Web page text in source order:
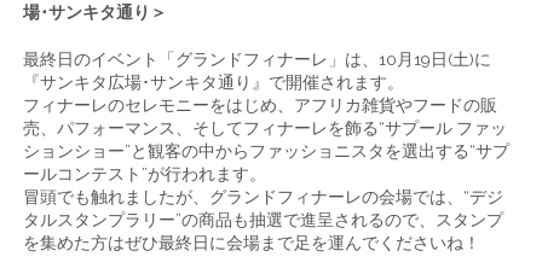
場･サンキタ通り＞
最終日のイベント「グランドフィナーレ」は、10月19日(土)に
『サンキタ広場･サンキタ通り』で開催されます。
フィナーレのセレモニーをはじめ、アフリカ雑貨やフードの販
売、パフォーマンス、そしてフィナーレを飾る“サプール ファッ
ションショー”と観客の中からファッショニスタを選出する“サプ
ールコンテスト”が行われます。
冒頭でも触れましたが、グランドフィナーレの会場では、“デジ
タルスタンプラリー”の商品も抽選で進呈されるので、スタンプ
を集めた方はぜひ最終日に会場まで足を運んでくださいね！